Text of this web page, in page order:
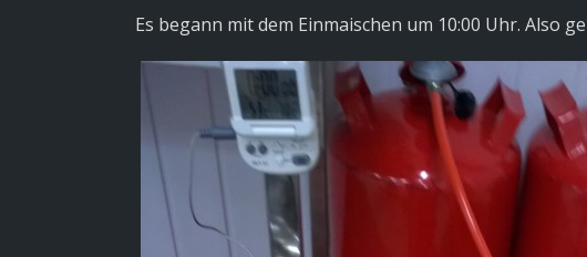
Es begann mit dem Einmaischen um 10:00 Uhr. Also